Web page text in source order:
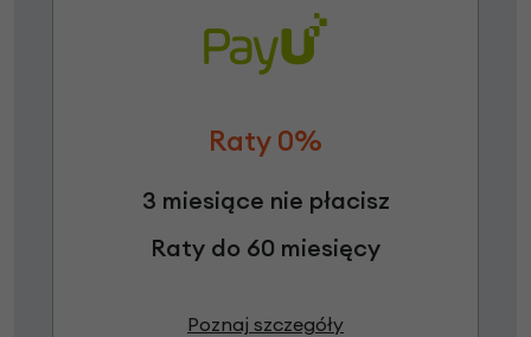
Raty 0%
3 miesiące nie płacisz
Raty do 60 miesięcy
Poznaj szczegóły